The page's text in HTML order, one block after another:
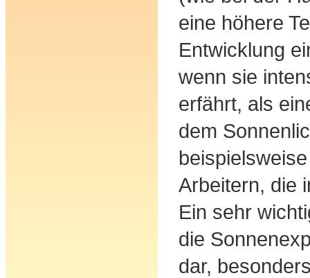
eine höhere
Entwicklung
wenn sie
erfährt, als
dem
Arbeitern, die
Ein sehr
die
dar,